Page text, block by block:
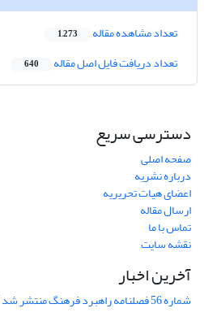
تعداد مشاهده مقاله 1,273
تعداد دریافت فایل اصل مقاله 640
دسترسی سریع
صفحه اصلی
درباره نشریه
اعضای هیات تحریریه
ارسال مقاله
تماس با ما
نقشه سایت
آخرین اخبار
شماره 56 فصلنامه راهبرد فرهنگ منتشر شد